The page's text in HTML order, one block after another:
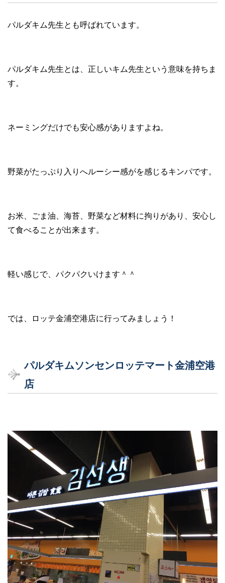
パルダキム先生とも呼ばれています。
パルダキム先生とは、正しいキム先生という意味を持ちま
す。
ネーミングだけでも安心感がありますよね。
野菜がたっぷり入りへルーシー感がを感じるキンパです。
お米、ごま油、海苔、野菜など材料に拘りがあり、安心し
て食べることが出来ます。
軽い感じで、パクパクいけます＾＾
では、ロッテ金浦空港店に行ってみましょう！
パルダキムソンセンロッテマート金浦空港
店